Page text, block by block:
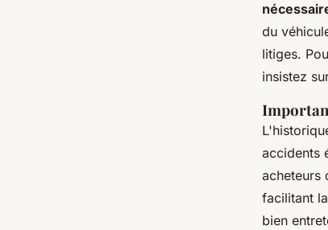
du
litiges.
insistez
accidents
acheteurs
facilitant
bien